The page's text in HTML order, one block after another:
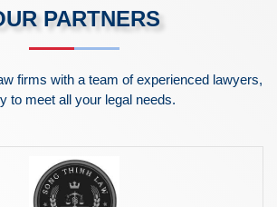
PARTNERS
firms with a team of experienced lawyers,
to meet all your legal needs.